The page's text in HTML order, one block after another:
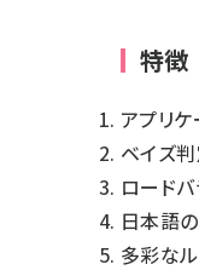
特徴
アプリケ
ベイズ
ロード
日本語
多彩な